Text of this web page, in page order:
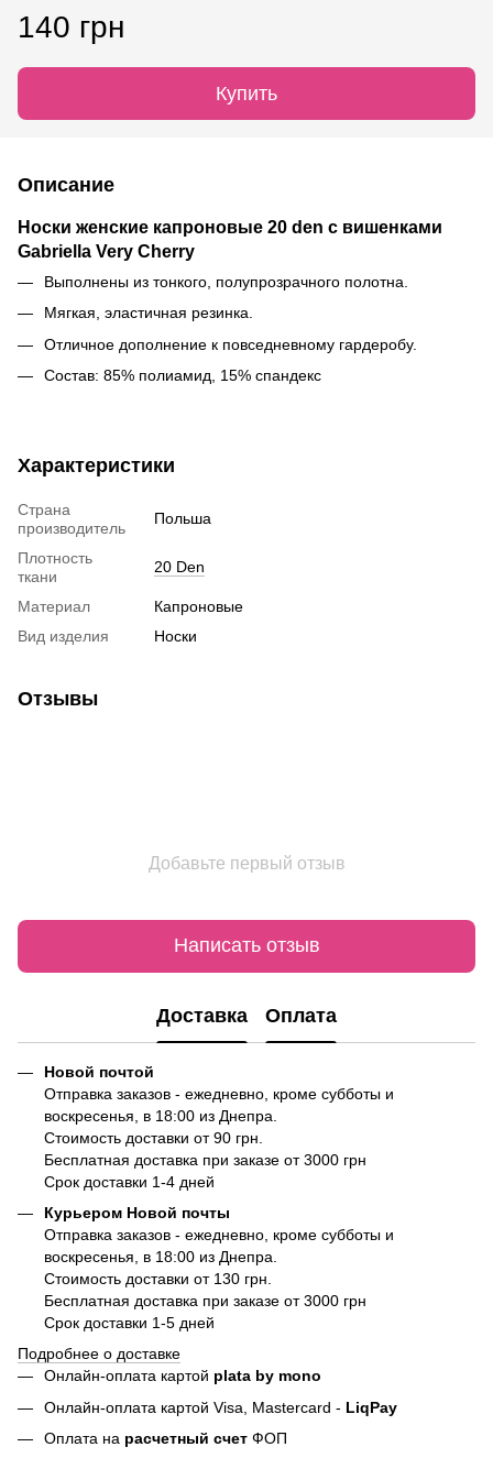
140 грн
Купить
Описание
Носки женские капроновые 20 den с вишенками
Gabriella Very Cherry
Выполнены из тонкого, полупрозрачного полотна.
Мягкая, эластичная резинка.
Отличное дополнение к повседневному гардеробу.
Состав: 85% полиамид, 15% спандекс
Характеристики
Страна
производитель
Польша
Плотность
ткани
20 Den
Материал
Капроновые
Вид изделия
Носки
Отзывы
Добавьте первый отзыв
Написать отзыв
Доставка Оплата
Новой почтой
Отправка заказов - ежедневно, кроме субботы и
воскресенья, в 18:00 из Днепра.
Стоимость доставки от 90 грн.
Бесплатная доставка при заказе от 3000 грн
Срок доставки 1-4 дней
Курьером Новой почты
Отправка заказов - ежедневно, кроме субботы и
воскресенья, в 18:00 из Днепра.
Стоимость доставки от 130 грн.
Бесплатная доставка при заказе от 3000 грн
Срок доставки 1-5 дней
Подробнее о доставке
Онлайн-оплата картой plata by mono
Онлайн-оплата картой Visa, Mastercard - LiqPay
Оплата на расчетный счет ФОП